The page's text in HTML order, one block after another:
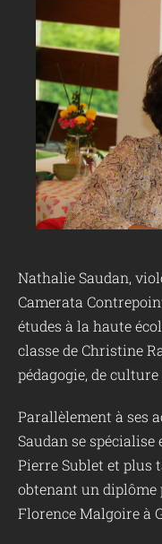
Nathalie Saudan,
Camerata
études à la haute
classe de Christine
pédagogie, de
Parallèlement à ses
Saudan se
Pierre Sublet et plus
obtenant un diplôme
Florence Malgoire à